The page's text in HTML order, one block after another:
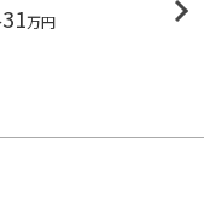
31万円